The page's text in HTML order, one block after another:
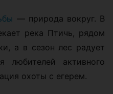
— природа вокруг. В
река Птичь, рядом
а в сезон лес радует
активного
охоты с егерем.